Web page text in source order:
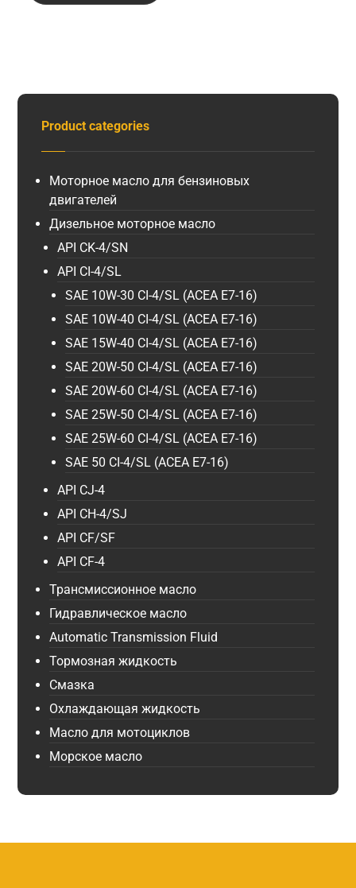
Product categories
Моторное масло для бензиновых
двигателей
Дизельное моторное масло
API CK-4/SN
API CI-4/SL
SAE 10W-30 CI-4/SL (ACEA E7-16)
SAE 10W-40 CI-4/SL (ACEA E7-16)
SAE 15W-40 CI-4/SL (ACEA E7-16)
SAE 20W-50 CI-4/SL (ACEA E7-16)
SAE 20W-60 CI-4/SL (ACEA E7-16)
SAE 25W-50 CI-4/SL (ACEA E7-16)
SAE 25W-60 CI-4/SL (ACEA E7-16)
SAE 50 CI-4/SL (ACEA E7-16)
API CJ-4
API CH-4/SJ
API CF/SF
API CF-4
Трансмиссионное масло
Гидравлическое масло
Automatic Transmission Fluid
Тормозная жидкость
Смазка
Охлаждающая жидкость
Масло для мотоциклов
Морское масло